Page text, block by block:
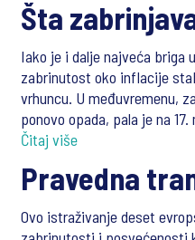
Šta
Iako je i dalje najveća briga
zabrinutost oko inflacije
vrhuncu. U međuvremenu,
ponovo opada, pala je na
Čitaj više
Pravedna
Ovo istraživanje deset